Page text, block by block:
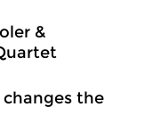
&
changes the